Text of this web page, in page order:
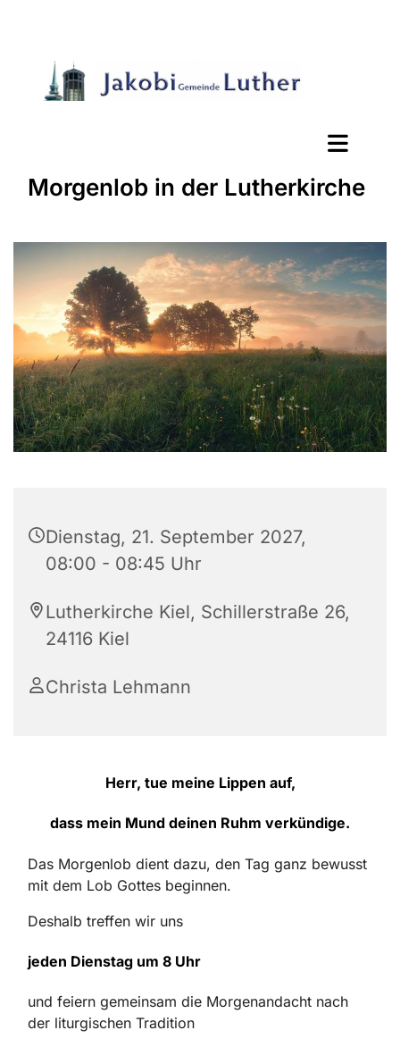
Morgenlob in der Lutherkirche
Dienstag, 21. September 2027,
08:00 - 08:45 Uhr
Lutherkirche Kiel, Schillerstraße 26,
24116 Kiel
Christa Lehmann
Herr, tue meine Lippen auf,
dass mein Mund deinen Ruhm verkündige.
Das Morgenlob dient dazu, den Tag ganz bewusst
mit dem Lob Gottes beginnen.
Deshalb treffen wir uns
jeden Dienstag um 8 Uhr
und feiern gemeinsam die Morgenandacht nach
der liturgischen Tradition